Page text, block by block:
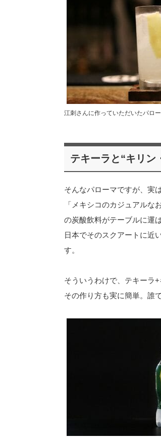
江刺さんに作っていただいたパロー
テキーラと“キリン
そんなパローマですが、実
「メキシコのカジュアルな
の炭酸飲料がテーブルに運
日本でそのスクアートに近
す。
そういうわけで、テキーラ
その作り方も実に簡単。誰